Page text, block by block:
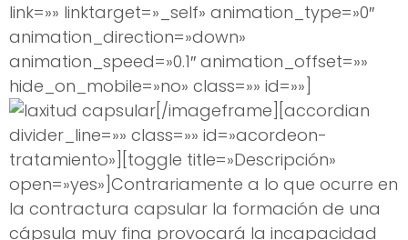
link=»» linktarget=»_self» animation_type=»0″
animation_direction=»down»
animation_speed=»0.1″ animation_offset=»»
hide_on_mobile=»no» class=»» id=»»]
[/imageframe][accordian
divider_line=»» class=»» id=»acordeon-
tratamiento»][toggle title=»Descripción»
open=»yes»]Contrariamente a lo que ocurre en
la contractura capsular la formación de una
cápsula muy fina provocará la incapacidad